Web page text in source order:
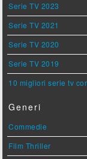
Serie TV 2023
Serie TV 2021
Serie TV 2020
Serie TV 2019
10 migliori serie tv
Generi
Commedie
Film Thriller